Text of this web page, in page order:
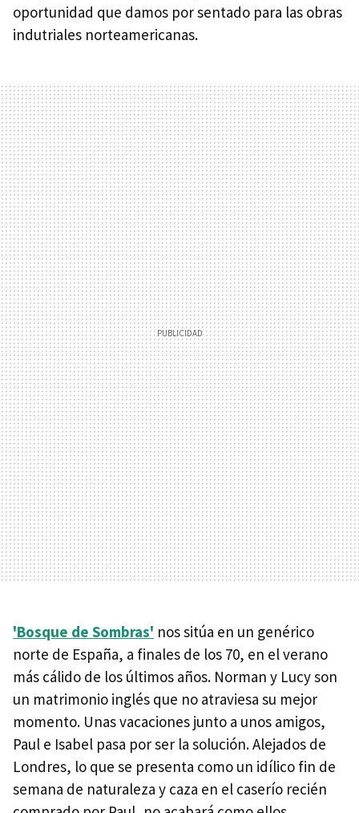
oportunidad que damos por sentado para las obras
indutriales norteamericanas.
'Bosque de Sombras' nos sitúa en un genérico
norte de España, a finales de los 70, en el verano
más cálido de los últimos años. Norman y Lucy son
un matrimonio inglés que no atraviesa su mejor
momento. Unas vacaciones junto a unos amigos,
Paul e Isabel pasa por ser la solución. Alejados de
Londres, lo que se presenta como un idílico fin de
semana de naturaleza y caza en el caserío recién